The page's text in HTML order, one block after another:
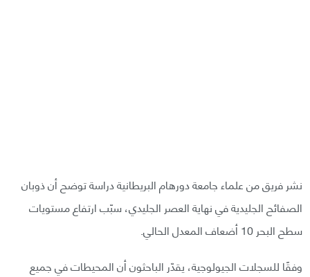
نشر فريق من علماء جامعة دورهام البريطانية دراسة توضح أن ذوبان
الصفائح الجليدية في نهاية العصر الجليدي، سبّب ارتفاع مستويات
سطح البحر 10 أضعاف المعدل الحالي.
وفقًا للسجلات الجيولوجية، يقدّر الباحثون أن المحيطات في جميع